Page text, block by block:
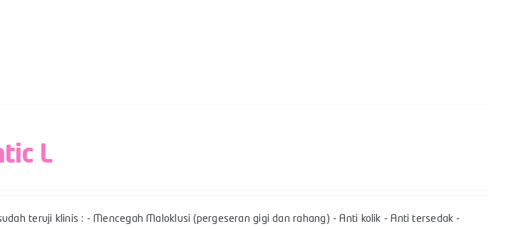
L
teruji klinis : - Mencegah Maloklusi (pergeseran gigi dan rahang) - Anti kolik - Anti tersedak -